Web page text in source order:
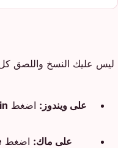
ليس عليك النسخ واللصق
على ويندوز: اضغط .
على ماك: اضغط